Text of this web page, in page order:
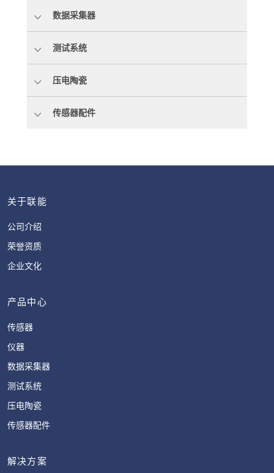
数据采集器
测试系统
压电陶瓷
传感器配件
关于联能
公司介绍
荣誉资质
企业文化
产品中心
传感器
仪器
数据采集器
测试系统
压电陶瓷
传感器配件
解决方案